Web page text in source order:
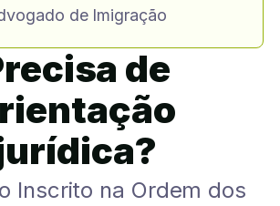
de Imigração
de
Inscrito na Ordem dos